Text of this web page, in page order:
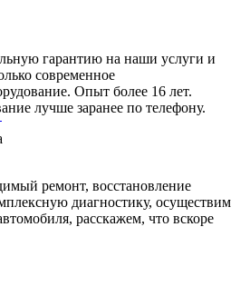
гарантию на наши услуги и
современное
Опыт более 16 лет.
лучше заранее по телефону.
ремонт, восстановление
диагностику, осуществим
расскажем, что вскоре